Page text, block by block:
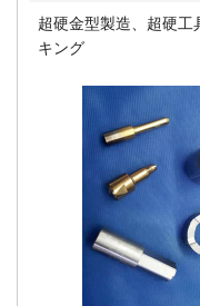
超硬金型製造、超硬工
キング